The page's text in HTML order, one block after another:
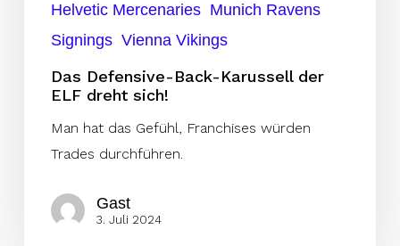
Helvetic Mercenaries Munich Ravens
Signings Vienna Vikings
Das Defensive-Back-Karussell der
ELF dreht sich!
Man hat das Gefühl, Franchises würden
Trades durchführen.
Gast
3. Juli 2024